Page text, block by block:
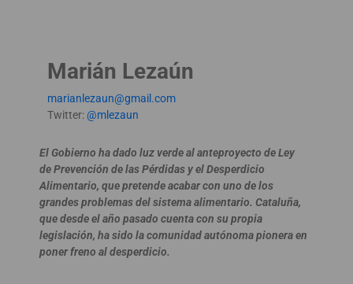
Marián Lezaún
marianlezaun@gmail.com
Twitter:@mlezaun
El Gobierno ha dado luz verde al anteproyecto de Ley
de Prevención de las Pérdidas y el Desperdicio
Alimentario, que pretende acabar con uno de los
grandes problemas del sistema alimentario. Cataluña,
que desde el año pasado cuenta con su propia
legislación, ha sido la comunidad autónoma pionera en
poner freno al desperdicio.